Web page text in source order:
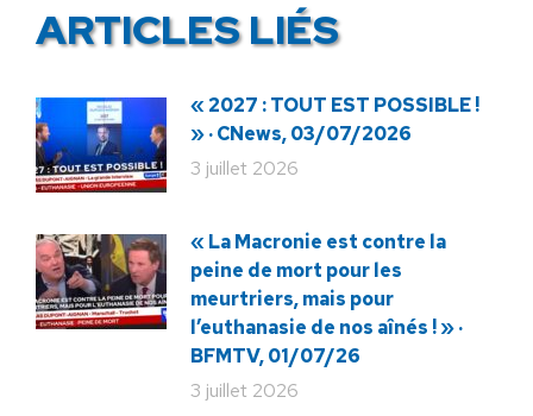
ARTICLES LIÉS
« 2027 : TOUT EST POSSIBLE !
» · CNews, 03/07/2026
3 juillet 2026
« La Macronie est contre la
peine de mort pour les
meurtriers, mais pour
l’euthanasie de nos aînés ! » ·
BFMTV, 01/07/26
3 juillet 2026